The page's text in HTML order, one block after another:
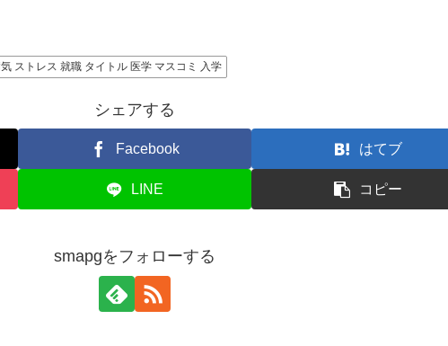
ストレス 就職 タイトル 医学 マスコミ 入学
シェアする
Facebook はてブ
LINE コピー
smapgをフォローする